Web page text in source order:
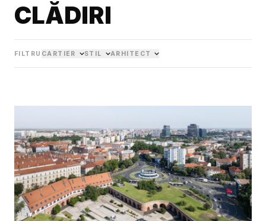
CLĂDIRI
FILTRU CARTIER STIL ARHITECT